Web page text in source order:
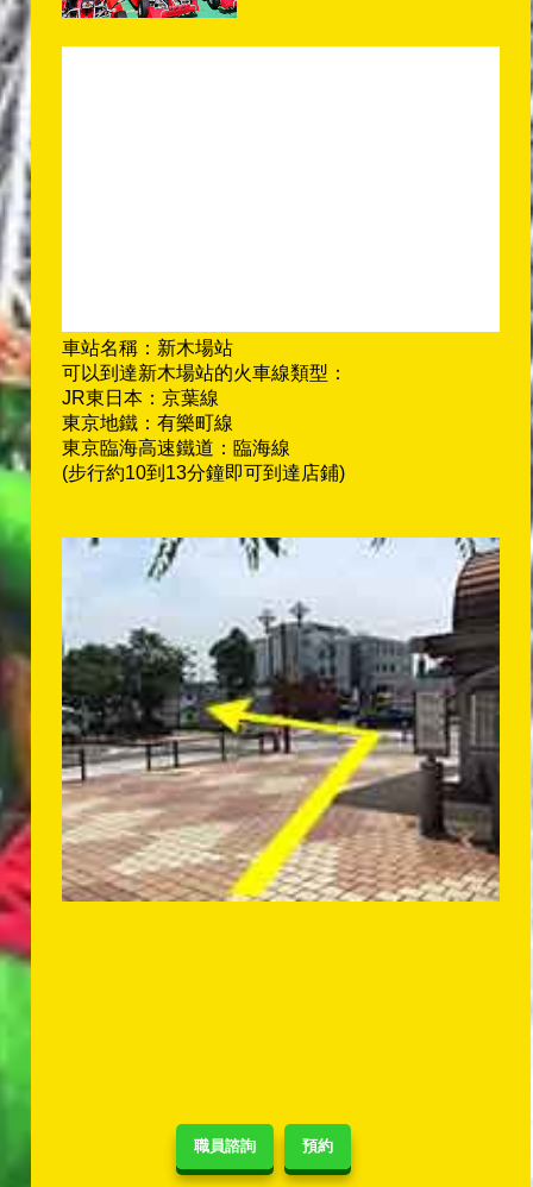
職員諮詢 預約
車站名稱：新木場站
可以到達新木場站的火車線類型：
JR東日本：京葉線
東京地鐵：有樂町線
東京臨海高速鐵道：臨海線
(步行約10到13分鐘即可到達店鋪)